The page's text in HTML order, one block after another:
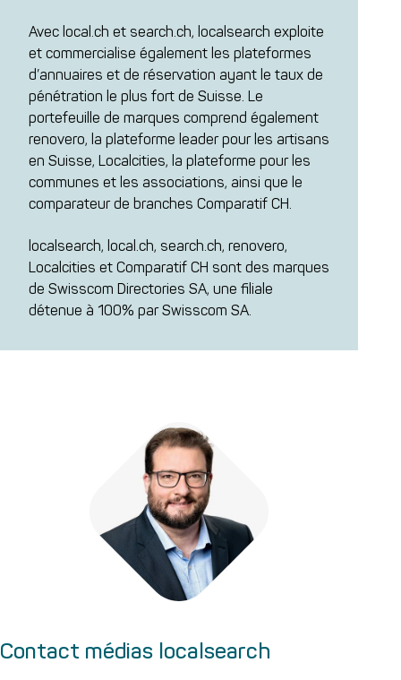
Avec local.ch et search.ch, localsearch exploite
et commercialise également les plateformes
d’annuaires et de réservation ayant le taux de
pénétration le plus fort de Suisse. Le
portefeuille de marques comprend également
renovero, la plateforme leader pour les artisans
en Suisse, Localcities, la plateforme pour les
communes et les associations, ainsi que le
comparateur de branches Comparatif CH.
localsearch, local.ch, search.ch, renovero,
Localcities et Comparatif CH sont des marques
de Swisscom Directories SA, une filiale
détenue à 100% par Swisscom SA.
Contact médias localsearch